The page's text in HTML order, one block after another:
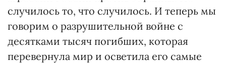
случилось то, что случилось. И теперь мы
говорим о разрушительной войне с
десятками тысяч погибших, которая
перевернула мир и осветила его самые